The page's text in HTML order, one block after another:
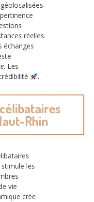
réelles.
échanges
. Les
.
Rhin
les
vie
crée